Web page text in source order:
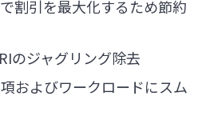
割引を最大化するため節約
のジャグリング除去
およびワークロードにスム